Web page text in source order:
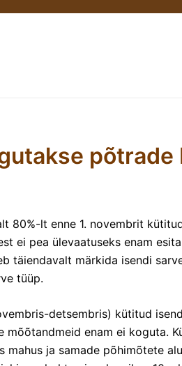
80%-lt enne 1. novembrit
ei pea ülevaatuseks enam
täiendavalt märkida isendi
tüüp.
detsembris) kütitud
mõõtandmeid enam ei koguta.
mahus ja samade põhimõtete